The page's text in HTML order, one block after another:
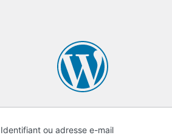
Identifiant ou adresse e-mail